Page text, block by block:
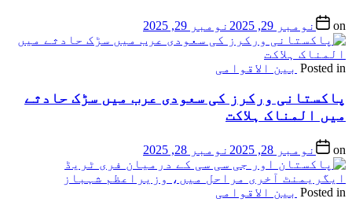
on نومبر 29, 2025 نومبر 29, 2025
Posted in بین الاقوامی
پاکستانی ورکرز کی سعودی عرب میں سڑک حادثے
میں المناک ہلاکت
on نومبر 28, 2025 نومبر 28, 2025
Posted in بین الاقوامی